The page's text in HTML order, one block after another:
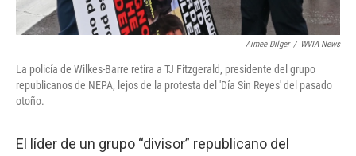
Aimee Dilger / WVIA News
La policía de Wilkes-Barre retira a TJ Fitzgerald, presidente del grupo
republicanos de NEPA, lejos de la protesta del 'Día Sin Reyes' del pasado
otoño.
El líder de un grupo “divisor” republicano del